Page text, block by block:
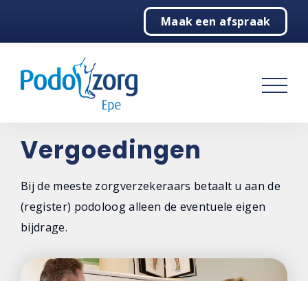
Maak een afspraak
Podologie
Over podologie
Over ons
Vergoedingen
Bij de meeste zorgverzekeraars betaalt u aan de
(register) podoloog alleen de eventuele eigen
bijdrage.